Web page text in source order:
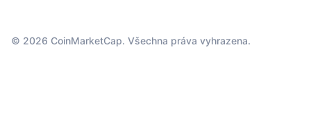
© 2026 CoinMarketCap. Všechna práva vyhrazena.